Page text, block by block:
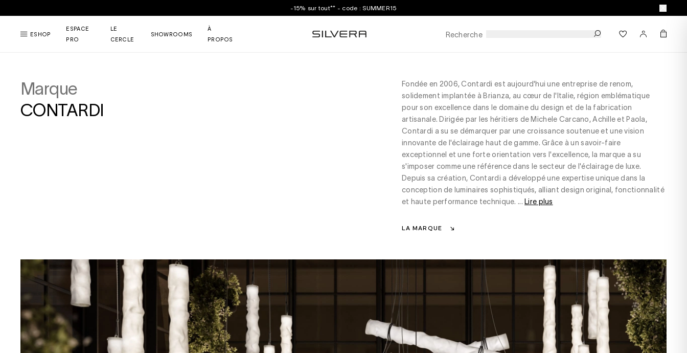
-15% sur tout** - code : SUMMER15
ESHOP
ESPACE
PRO
LE
CERCLE
SHOWROOMS
À
PROPOS
Recherche
Marque
CONTARDI
Fondée en 2006, Contardi est aujourd'hui une entreprise de renom,
solidement implantée à Brianza, au cœur de l'Italie, région emblématique
pour son excellence dans le domaine du design et de la fabrication
artisanale. Dirigée par les héritiers de Michele Carcano, Achille et Paola,
Contardi a su se démarquer par une croissance soutenue et une vision
innovante de l'éclairage haut de gamme. Grâce à un savoir-faire
exceptionnel et une forte orientation vers l'excellence, la marque a su
s'imposer comme une référence dans le secteur de l'éclairage de luxe.
Depuis sa création, Contardi a développé une expertise unique dans la
conception de luminaires sophistiqués, alliant design original, fonctionnalité
et haute performance technique. ... Lire plus
LA MARQUE